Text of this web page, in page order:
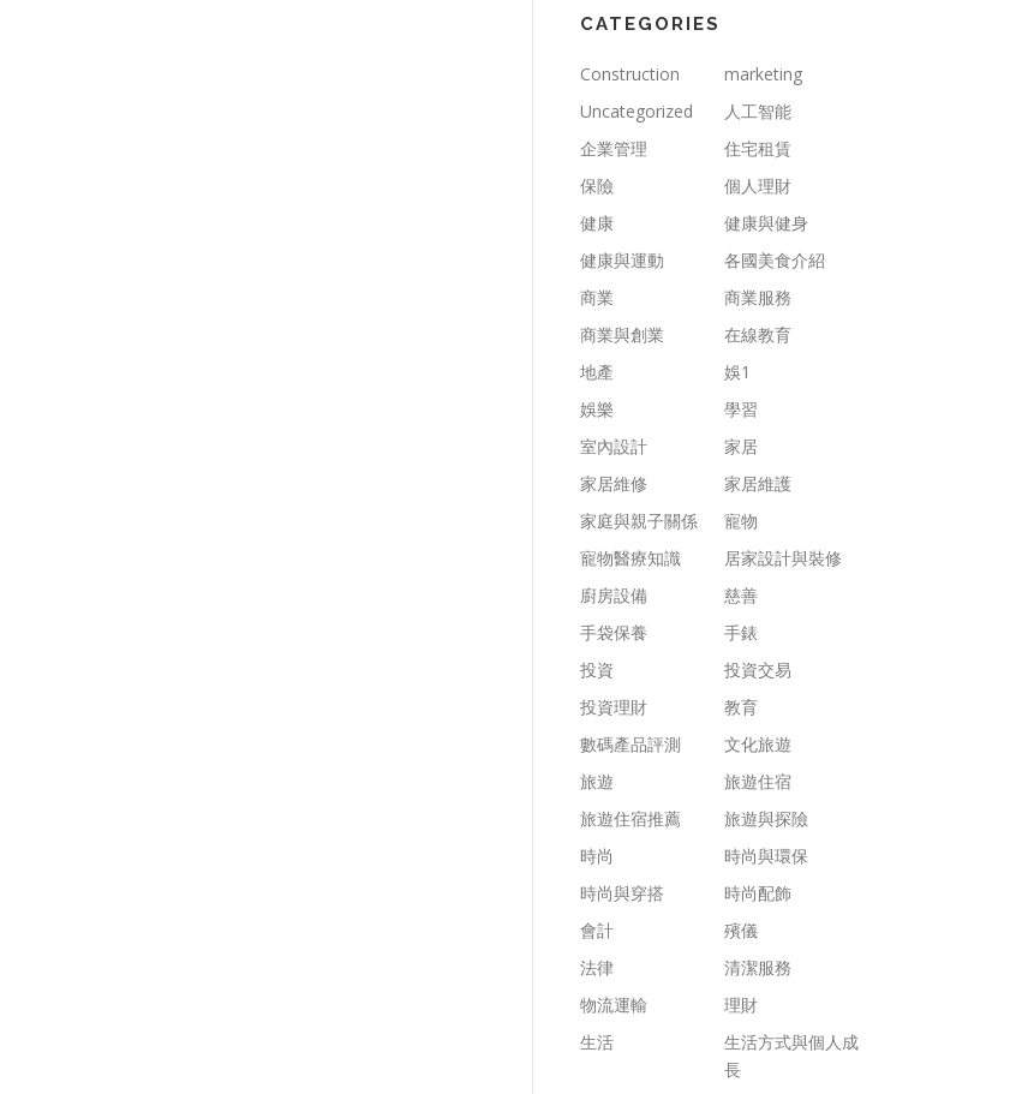
CATEGORIES
Construction
marketing
Uncategorized
人工智能
企業管理
住宅租賃
保險
個人理財
健康
健康與健身
健康與運動
各國美食介紹
商業
商業服務
商業與創業
在線教育
地產
娛1
娛樂
學習
室內設計
家居
家居維修
家居維護
家庭與親子關係
寵物
寵物醫療知識
居家設計與裝修
廚房設備
慈善
手袋保養
手錶
投資
投資交易
投資理財
教育
數碼產品評測
文化旅遊
旅遊
旅遊住宿
旅遊住宿推薦
旅遊與探險
時尚
時尚與環保
時尚與穿搭
時尚配飾
會計
殯儀
法律
清潔服務
物流運輸
理財
生活
生活方式與個人成
長